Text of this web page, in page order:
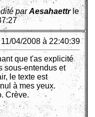
parAesahaettrle
11/04/2008 à 22:40:39
que t'as explicité
sous-entendus et
le texte est
à mes yeux.
Crève.